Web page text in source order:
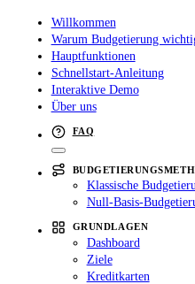
Willkommen
Warum Budgetierung
Hauptfunktionen
Schnellstart-Anleitung
Interaktive Demo
Über uns
FAQ
Klassische
Null-Basis-
GRUNDLAGEN
Dashboard
Ziele
Kreditkarten